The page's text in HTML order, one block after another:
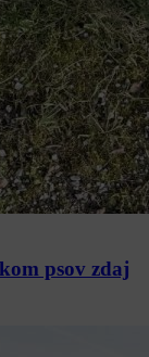
psov zdaj